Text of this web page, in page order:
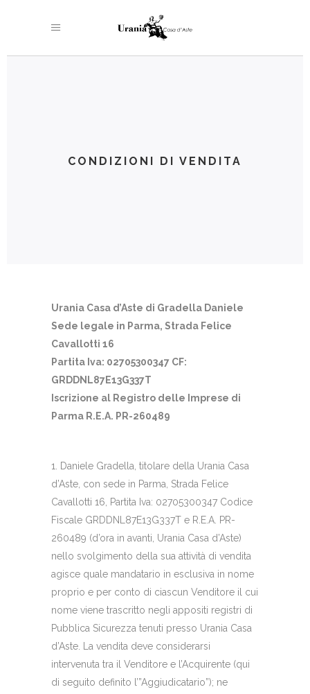
CONDIZIONI DI VENDITA
Urania Casa d’Aste di Gradella Daniele
Sede legale in Parma, Strada Felice
Cavallotti 16
Partita Iva: 02705300347 CF:
GRDDNL87E13G337T
Iscrizione al Registro delle Imprese di
Parma R.E.A. PR-260489
1. Daniele Gradella, titolare della Urania Casa
d’Aste, con sede in Parma, Strada Felice
Cavallotti 16, Partita Iva: 02705300347 Codice
Fiscale GRDDNL87E13G337T e R.E.A. PR-
260489 (d’ora in avanti, Urania Casa d’Aste)
nello svolgimento della sua attività di vendita
agisce quale mandatario in esclusiva in nome
proprio e per conto di ciascun Venditore il cui
nome viene trascritto negli appositi registri di
Pubblica Sicurezza tenuti presso Urania Casa
d’Aste. La vendita deve considerarsi
intervenuta tra il Venditore e l’Acquirente (qui
di seguito definito l’”Aggiudicatario”); ne